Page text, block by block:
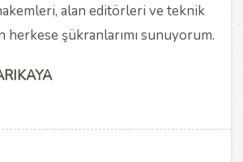
alan editörleri ve teknik
herkese şükranlarımı sunuyorum.